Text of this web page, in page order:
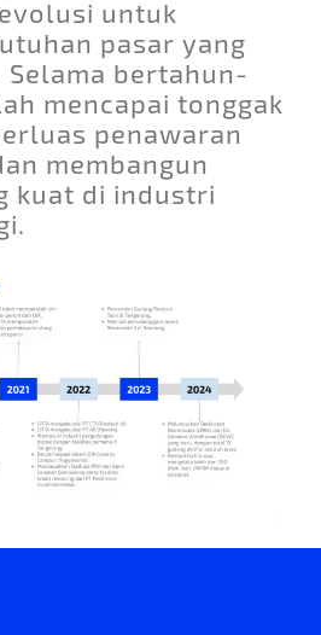
untuk
pasar yang
bertahun-
mencapai tonggak
penawaran
membangun
kuat di industri